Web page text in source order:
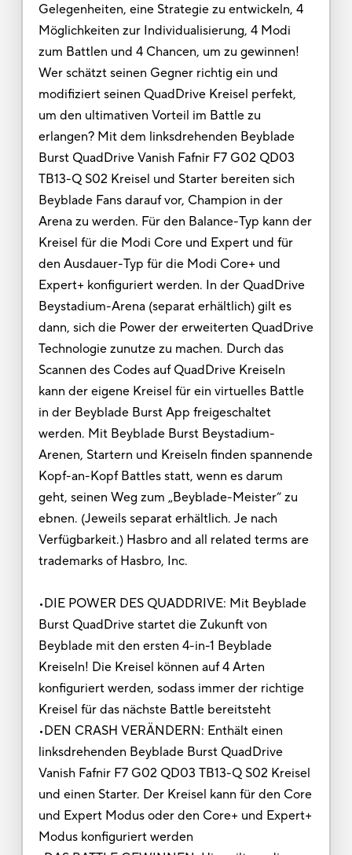
Gelegenheiten, eine Strategie zu entwickeln, 4
Möglichkeiten zur Individualisierung, 4 Modi
zum Battlen und 4 Chancen, um zu gewinnen!
Wer schätzt seinen Gegner richtig ein und
modifiziert seinen QuadDrive Kreisel perfekt,
um den ultimativen Vorteil im Battle zu
erlangen? Mit dem linksdrehenden Beyblade
Burst QuadDrive Vanish Fafnir F7 G02 QD03
TB13-Q S02 Kreisel und Starter bereiten sich
Beyblade Fans darauf vor, Champion in der
Arena zu werden. Für den Balance-Typ kann der
Kreisel für die Modi Core und Expert und für
den Ausdauer-Typ für die Modi Core+ und
Expert+ konfiguriert werden. In der QuadDrive
Beystadium-Arena (separat erhältlich) gilt es
dann, sich die Power der erweiterten QuadDrive
Technologie zunutze zu machen. Durch das
Scannen des Codes auf QuadDrive Kreiseln
kann der eigene Kreisel für ein virtuelles Battle
in der Beyblade Burst App freigeschaltet
werden. Mit Beyblade Burst Beystadium-
Arenen, Startern und Kreiseln finden spannende
Kopf-an-Kopf Battles statt, wenn es darum
geht, seinen Weg zum „Beyblade-Meister“ zu
ebnen. (Jeweils separat erhältlich. Je nach
Verfügbarkeit.) Hasbro and all related terms are
trademarks of Hasbro, Inc.
•DIE POWER DES QUADDRIVE: Mit Beyblade
Burst QuadDrive startet die Zukunft von
Beyblade mit den ersten 4-in-1 Beyblade
Kreiseln! Die Kreisel können auf 4 Arten
konfiguriert werden, sodass immer der richtige
Kreisel für das nächste Battle bereitsteht
•DEN CRASH VERÄNDERN: Enthält einen
linksdrehenden Beyblade Burst QuadDrive
Vanish Fafnir F7 G02 QD03 TB13-Q S02 Kreisel
und einen Starter. Der Kreisel kann für den Core
und Expert Modus oder den Core+ und Expert+
Modus konfiguriert werden